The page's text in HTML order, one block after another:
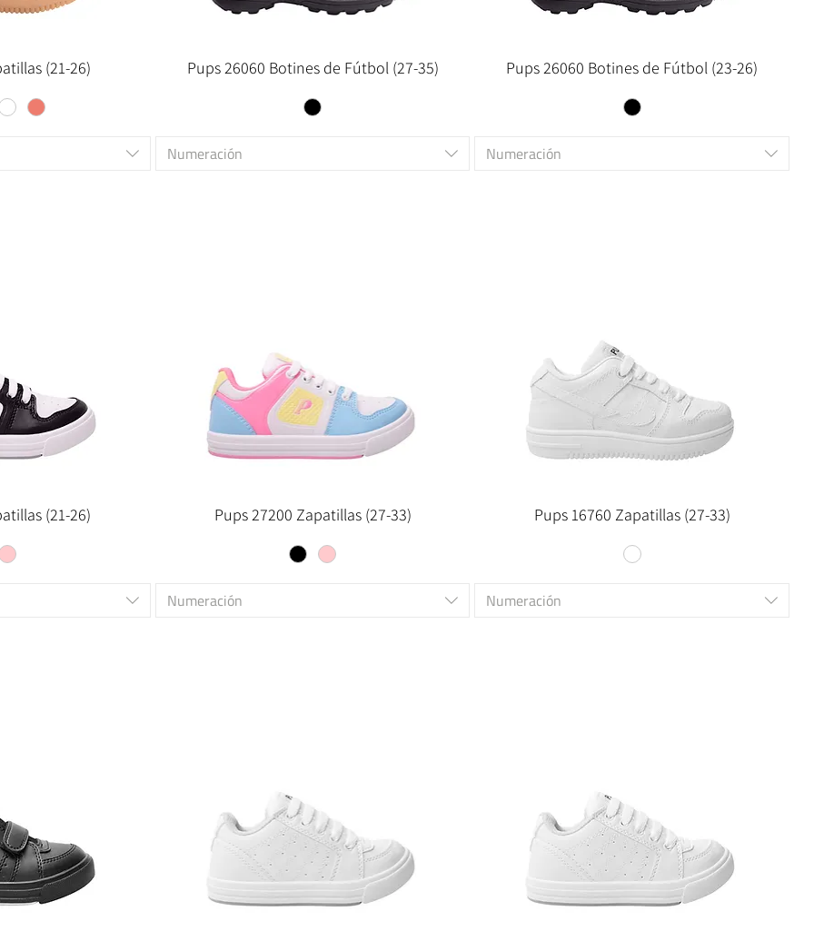
(21-26) Pups 26060 Botines de Fútbol (27-35)
Numeración
Pups 26060 Botines de Fútbol (23-26)
Numeración
(21-26) Pups 27200 Zapatillas (27-33)
Numeración
Pups 16760 Zapatillas (27-33)
Numeración